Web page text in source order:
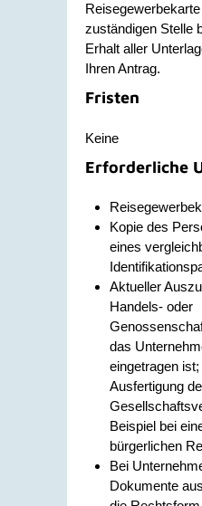
zuständigen Stelle
Erhalt aller
Ihren Antrag.
Fristen
Keine
Erforderliche
Kopie des
eines
Aktueller
Handels- oder
das
eingetragen
Ausfertigung
Beispiel bei
bürgerlichen
Bei
Dokumente